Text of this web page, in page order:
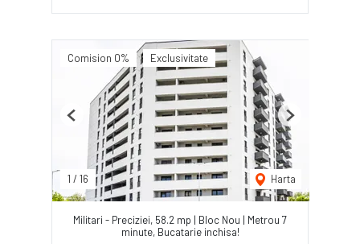
Comision 0% Exclusivitate
1 / 16 Harta
Previous Next
Militari - Preciziei, 58.2 mp | Bloc Nou | Metrou 7
minute, Bucatarie inchisa!